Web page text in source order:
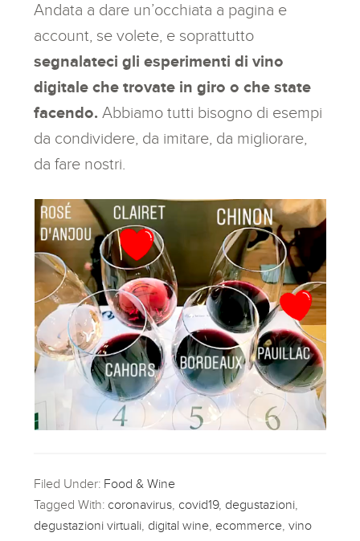
Andata a dare un’occhiata a pagina e
account, se volete, e soprattutto
segnalateci gli esperimenti di vino
digitale che trovate in giro o che state
facendo. Abbiamo tutti bisogno di esempi
da condividere, da imitare, da migliorare,
da fare nostri.
Filed Under: Food & Wine
Tagged With: coronavirus covid19, degustazioni
degustazioni virtuali digital wine ecommerce ,vino